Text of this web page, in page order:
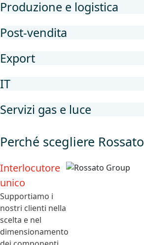
Produzione e logistica
Post-vendita
Export
IT
Servizi gas e luce
Perché scegliere Rossato
Interlocutore
unico
Supportiamo i
nostri clienti nella
scelta e nel
dimensionamento